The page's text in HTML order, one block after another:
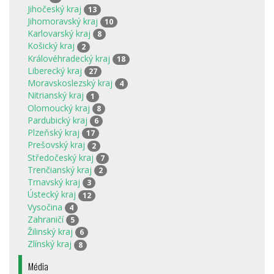
Jihočeský kraj 13
Jihomoravský kraj 10
Karlovarský kraj 8
Košický kraj 2
Královéhradecký kraj 18
Liberecký kraj 27
Moravskoslezský kraj 4
Nitrianský kraj 1
Olomoucký kraj 8
Pardubický kraj 6
Plzeňský kraj 17
Prešovský kraj 2
Středočeský kraj 7
Trenčianský kraj 2
Trnavský kraj 3
Ústecký kraj 12
Vysočina 4
Zahraničí 5
Žilinský kraj 6
Zlínský kraj 8
Média